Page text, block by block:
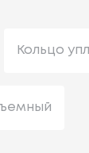
Кольцо